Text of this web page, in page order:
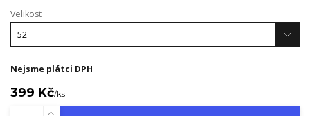
Velikost
Nejsme plátci DPH
399 Kč/ks